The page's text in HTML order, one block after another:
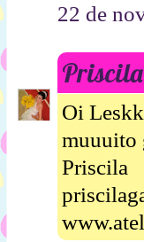
22 de
Oi
muuuito
Priscila